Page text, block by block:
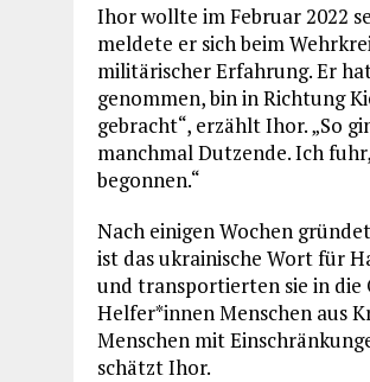
Ihor wollte im Februar 2022
meldete er sich beim
militärischer Erfahrung. Er
genommen, bin in Richtung
gebracht“, erzählt Ihor. „So
manchmal Dutzende. Ich
begonnen.“
Nach einigen Wochen
ist das ukrainische Wort für
und transportierten sie in die
Helfer*innen Menschen aus
Menschen mit
schätzt Ihor.